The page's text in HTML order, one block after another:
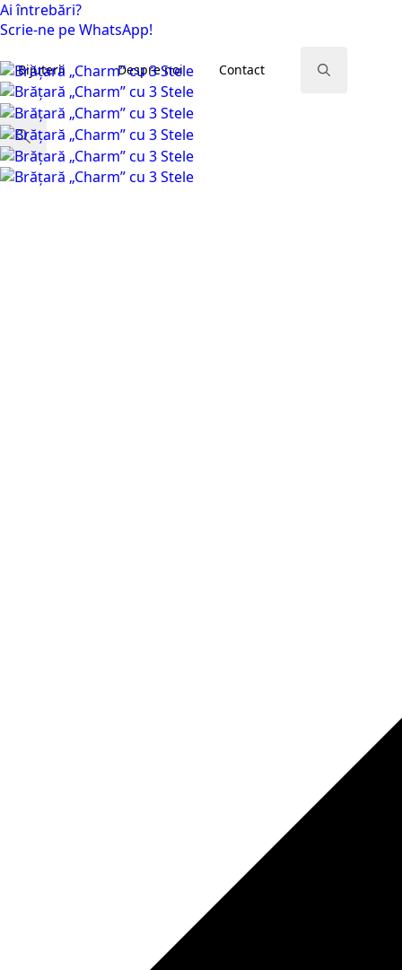
Bijuterii Despre noi
Contact
Search
for:
Ai întrebări?
Scrie-ne pe WhatsApp!